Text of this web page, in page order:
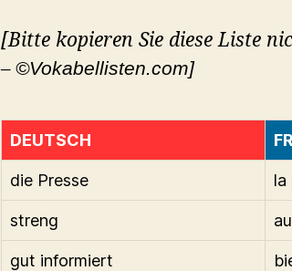
[Bitte kopieren Sie diese Liste
– ©Vokabellisten.com]
DEUTSCH
die Presse la
streng
gut informiert